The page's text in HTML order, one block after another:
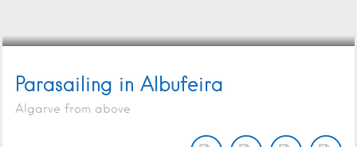
Parasailing in Albufeira
Algarve from above